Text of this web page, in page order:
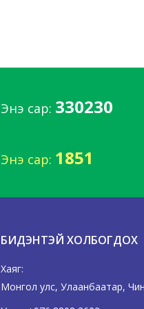
Энэ сар: 330230
Энэ сар: 1851
БИДЭНТЭЙ ХОЛБОГДОХ
Хаяг:
Монгол улс, Улаанбаатар,